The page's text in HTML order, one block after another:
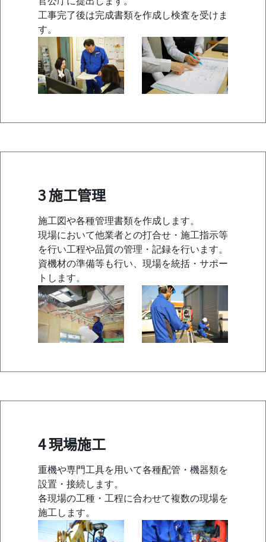
工事完了後は完成書類を作成し検査を受けま
す。
3 施工管理
施工図や各種管理書類を作成します。
現場において他業者との打合せ・施工指示等
を行い工程や品質の管理・記録を行います。
資機材の準備等も行い、現場を統括・サポー
トします。
4 現場施工
重機や専門工具を用いて各種配管・機器類を
設置・接続します。
各現場の工種・工程に合わせて複数の現場を
施工します。